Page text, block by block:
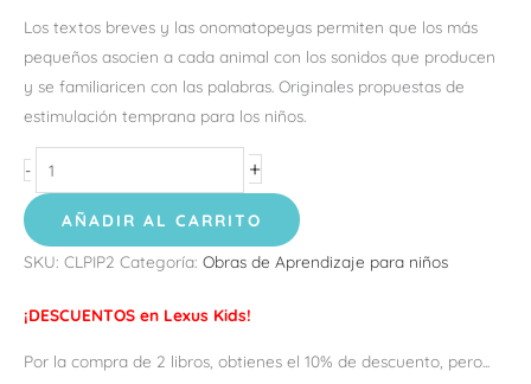
Los textos breves y las onomatopeyas permiten que los más
pequeños asocien a cada animal con los sonidos que producen
y se familiaricen con las palabras. Originales propuestas de
estimulación temprana para los niños.
- +
AÑADIR AL CARRITO
SKU: CLPIP2 Categoría: Obras de Aprendizaje para niños
¡DESCUENTOS en Lexus Kids!
Por la compra de 2 libros, obtienes el 10% de descuento, pero...